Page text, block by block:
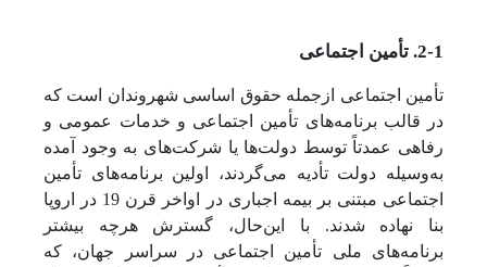
2-1. تأمین اجتماعی
تأمین اجتماعی ازجمله حقوق اساسی شهروندان است که
در قالب برنامه‌های تأمین اجتماعی و خدمات عمومی و
رفاهی عمدتاً توسط دولت‌ها یا شرکت‌های به وجود آمده
به‌وسیله دولت تأدیه می‌گردند، اولین برنامه‌های تأمین
اجتماعی مبتنی بر بیمه اجباری در اواخر قرن 19 در اروپا
بنا نهاده شدند. با این‌حال، گسترش هرچه بیشتر
برنامه‌های ملی تأمین اجتماعی در سراسر جهان، که